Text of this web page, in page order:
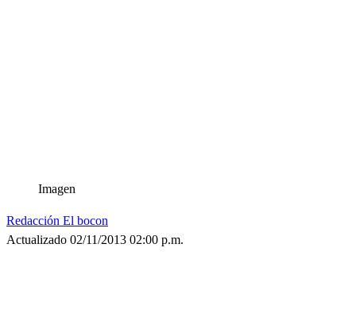
Imagen
Redacción El bocon
Actualizado 02/11/2013 02:00 p.m.